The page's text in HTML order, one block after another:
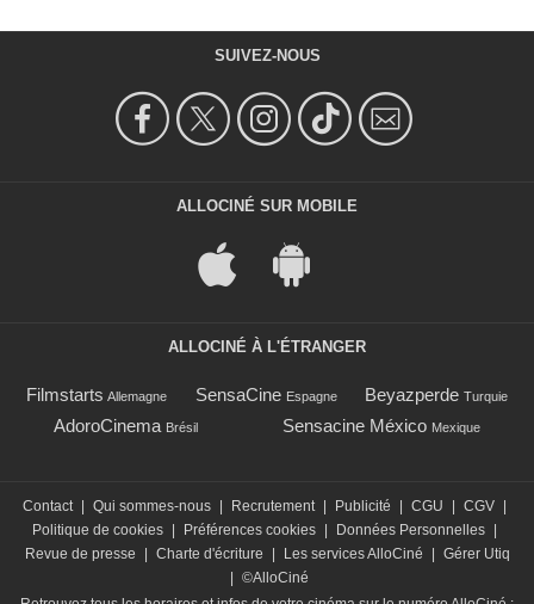
SUIVEZ-NOUS
ALLOCINÉ SUR MOBILE
ALLOCINÉ À L'ÉTRANGER
Filmstarts Allemagne SensaCine Espagne Beyazperde Turquie
AdoroCinema Brésil Sensacine México Mexique
Contact | Qui sommes-nous | Recrutement | Publicité | CGU | CGV |
Politique de cookies | Préférences cookies | Données Personnelles |
Revue de presse
| Charte d'écriture | Les services AlloCiné | Gérer Utiq
| ©AlloCiné